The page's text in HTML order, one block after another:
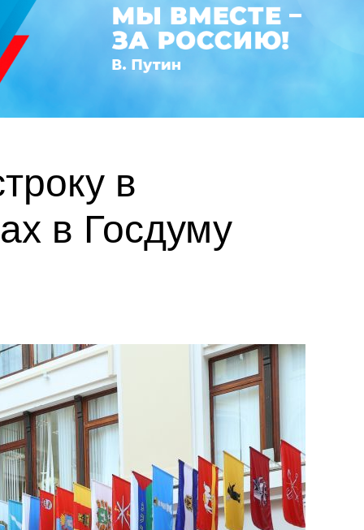
в
в Госдуму